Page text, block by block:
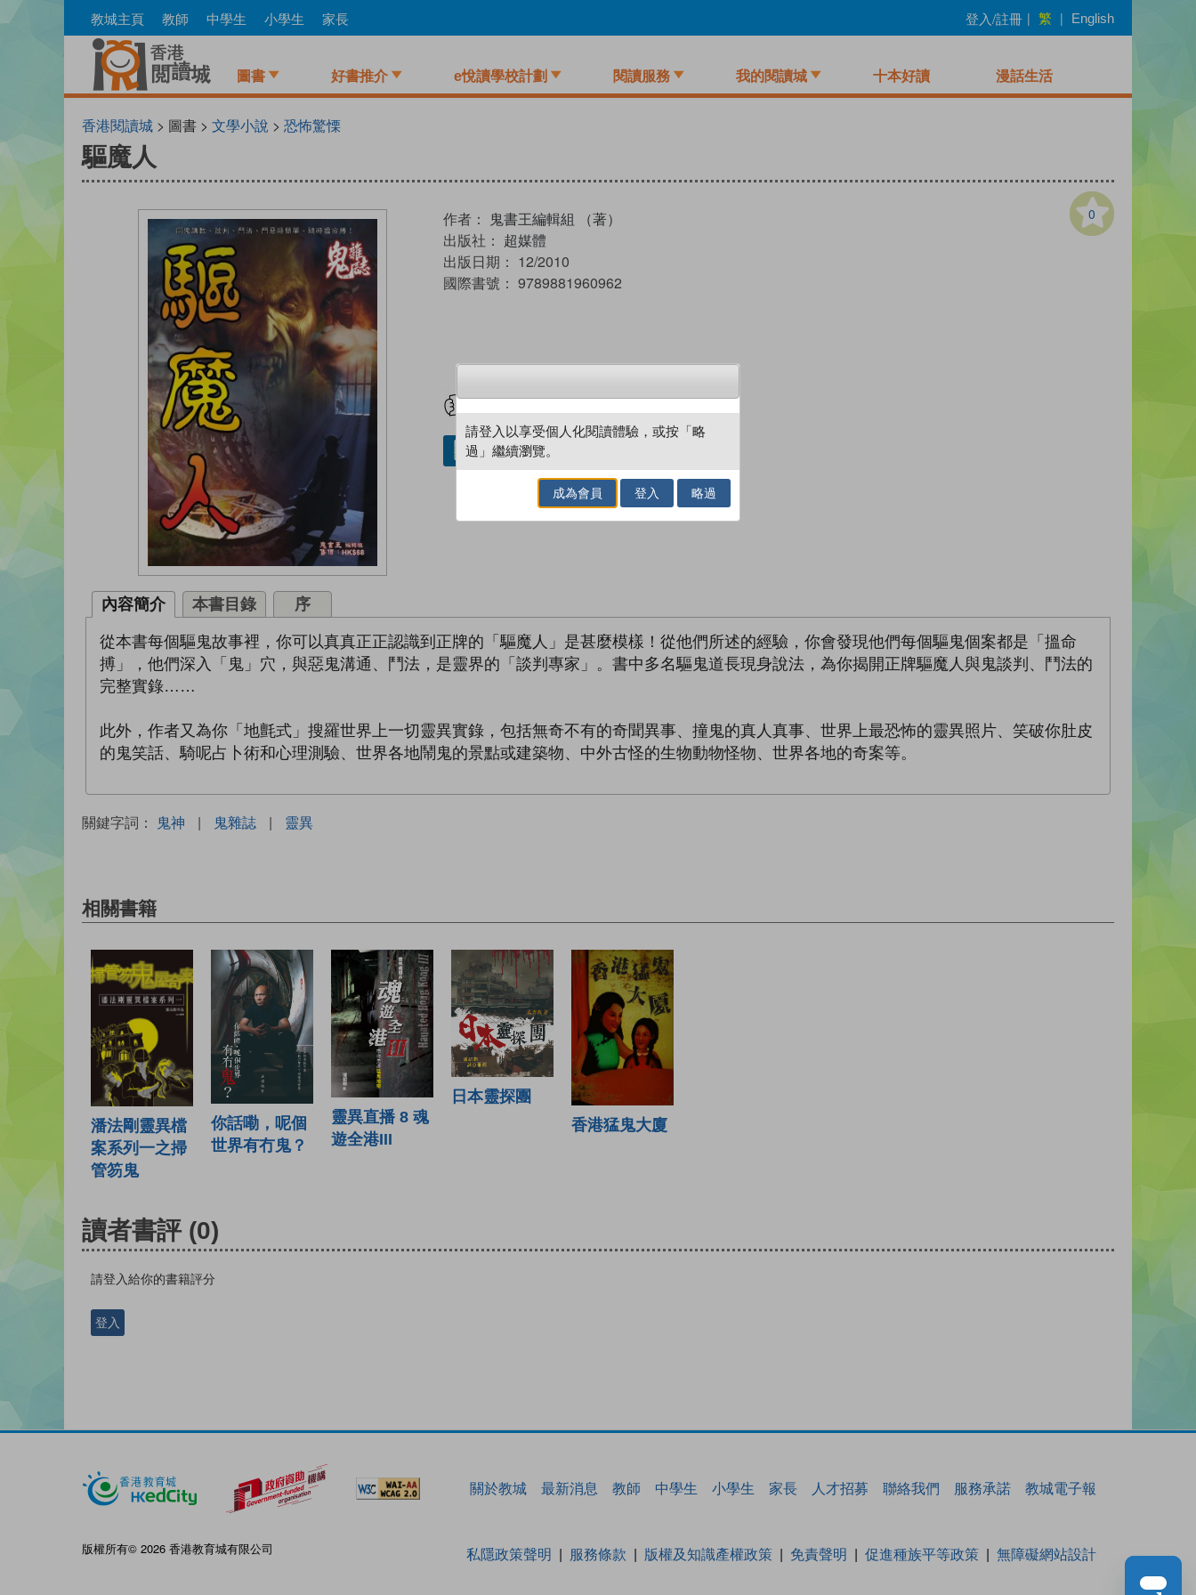
to
教城主頁 教師 中學生 小學生 家長 登入/註冊 | 繁 | English
圖書 好書推介 e悅讀學校計劃 閱讀服務 我的閱讀城 十本好讀 漫話生活
香港閱讀城 > 圖書 > 文學小說 > 恐怖驚慄
驅魔人
0
作者： 鬼書王編輯組 （著）
出版社： 超媒體
出版日期： 12/2010
國際書號： 9789881960962
借閱實體書
內容簡介 本書目錄 序
從本書每個驅鬼故事裡，你可以真真正正認識到正牌的「驅魔人」是甚麼模樣！從他們所述的經驗，你會發現他們每個驅鬼個案都是「搵命
搏」，他們深入「鬼」穴，與惡鬼溝通、鬥法，是靈界的「談判專家」。書中多名驅鬼道長現身說法，為你揭開正牌驅魔人與鬼談判、鬥法的
完整實錄……
此外，作者又為你「地氈式」搜羅世界上一切靈異實錄，包括無奇不有的奇聞異事、撞鬼的真人真事、世界上最恐怖的靈異照片、笑破你肚皮
的鬼笑話、騎呢占卜術和心理測驗、世界各地鬧鬼的景點或建築物、中外古怪的生物動物怪物、世界各地的奇案等。
關鍵字詞： 鬼神 | 鬼雜誌 | 靈異
相關書籍
潘法剛靈異檔
案系列一之掃
管笏鬼
你話嘞，呢個
世界有冇鬼？
靈異直播 8 魂
遊全港III
日本靈探團
香港猛鬼大廈
讀者書評 (0)
請登入給你的書籍評分
登入
關於教城 最新消息 教師 中學生 小學生 家長 人才招募 聯絡我們 服務承諾 教城電子報
版權所有© 2026 香港教育城有限公司 私隱政策聲明 服務條款 版權及知識產權政策 免責聲明 促進種族平等政策 無障礙網站設計
請登入以享受個人化閱讀體驗，或按「略
過」繼續瀏覽。
成為會員 登入 略過